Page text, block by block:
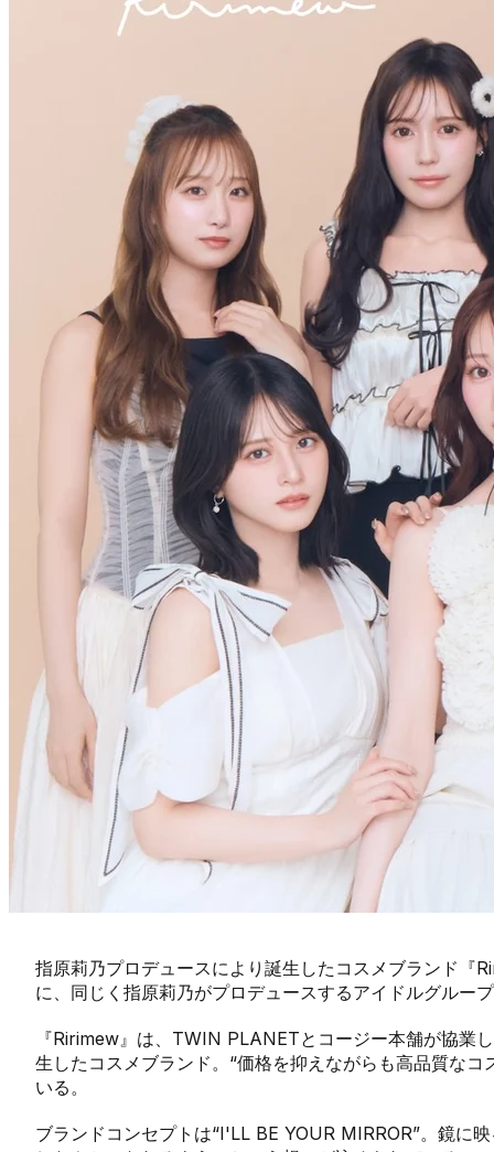
指原莉乃プロデュースにより誕生したコスメブランド『
に、同じく指原莉乃がプロデュースするアイドルグルー
『Ririmew』は、TWIN PLANETとコージー本舗が協業
生したコスメブランド。“価格を抑えながらも高品質な
いる。
ブランドコンセプトは“I'LL BE YOUR MIRROR”。鏡に